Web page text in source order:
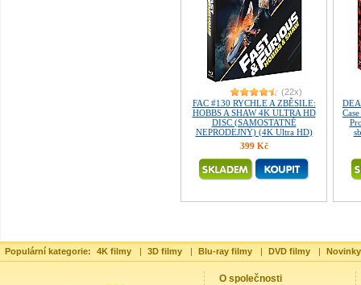
(22x)
FAC #130 RYCHLE A ZBĚSILE:
HOBBS A SHAW 4K ULTRA HD
DISC (SAMOSTATNĚ
NEPRODEJNÝ) (4K Ultra HD)
399 Kč
Populární kategorie: 4K filmy | 3D filmy | Blu-ray filmy | DVD filmy |
O společnosti